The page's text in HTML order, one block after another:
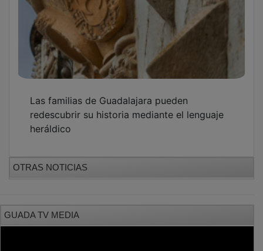
redescubrir su historia mediante el lenguaje
heráldico